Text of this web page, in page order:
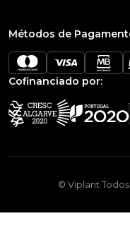
Métodos de
Cofinanciado por:
© Viplant